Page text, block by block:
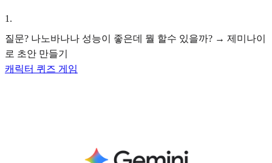
1 .
질문? 나노바나나 성능이 좋은데 뭘 할수 있을까? → 제미나이
로 초안 만들기
캐릭터 퀴즈 게임